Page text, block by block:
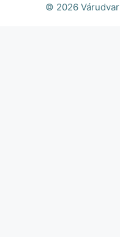
© 2026 Várudvar